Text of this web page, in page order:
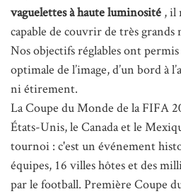
vaguelettes à haute luminosité , il
capable de couvrir de très grands
Nos objectifs réglables ont
optimale de l’image, d’un bord à
ni étirement.
La Coupe du Monde de la FIFA
États-Unis, le Canada et le
tournoi : c'est un événement
équipes, 16 villes hôtes et des
par le football. Première Coupe